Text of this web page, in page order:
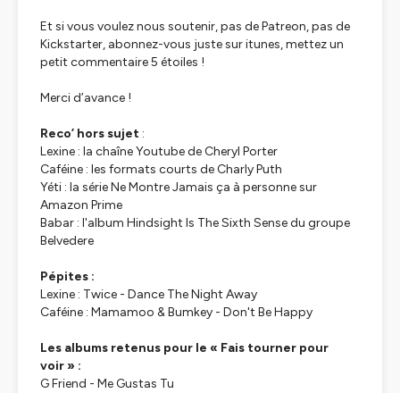
Et si vous voulez nous soutenir, pas de Patreon, pas de
Kickstarter, abonnez-vous juste sur itunes, mettez un
petit commentaire 5 étoiles !
Merci d’avance !
Reco’ hors sujet :
Lexine : la chaîne Youtube de Cheryl Porter
Caféine : les formats courts de Charly Puth
Yéti : la série Ne Montre Jamais ça à personne sur
Amazon Prime
Babar : l'album Hindsight Is The Sixth Sense du groupe
Belvedere
Pépites :
Lexine : Twice - Dance The Night Away
Caféine : Mamamoo & Bumkey - Don't Be Happy
Les albums retenus pour le « Fais tourner pour
voir » :
G Friend - Me Gustas Tu